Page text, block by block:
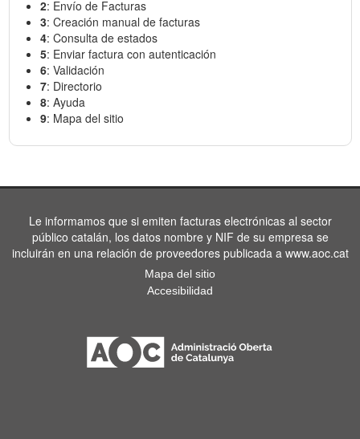
2: Envío de Facturas
3: Creación manual de facturas
4: Consulta de estados
5: Enviar factura con autenticación
6: Validación
7: Directorio
8: Ayuda
9: Mapa del sitio
Le informamos que si emiten facturas electrónicas al sector
público catalán, los datos nombre y NIF de su empresa se
incluirán en una relación de proveedores publicada a www.aoc.cat
Mapa del sitio
Accesibilidad